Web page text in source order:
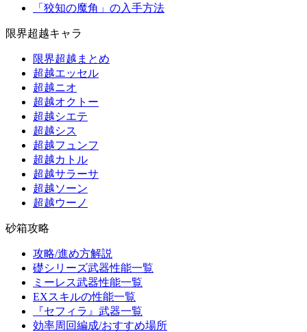
「狡知の魔角」の入手方法
限界超越キャラ
限界超越まとめ
超越エッセル
超越ニオ
超越オクトー
超越シエテ
超越シス
超越フュンフ
超越カトル
超越サラーサ
超越ソーン
超越ウーノ
砂箱攻略
攻略/進め方解説
礎シリーズ武器性能一覧
ミーレス武器性能一覧
EXスキルの性能一覧
『セフィラ』武器一覧
効率周回編成/おすすめ場所